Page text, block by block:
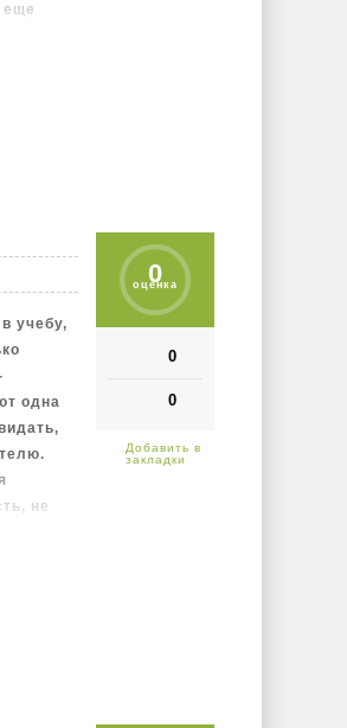
еще
0
оценка
0
0
учебу,
одна
не